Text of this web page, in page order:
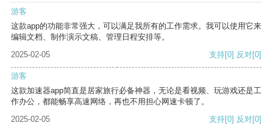
游客
这款app的功能非常强大，可以满足我所有的工作需求。我可以使用它来
编辑文档、制作演示文稿、管理日程安排等。
2025-02-05
支持[0] 反对[0]
游客
这款加速器app简直是居家旅行必备神器，无论是看视频、玩游戏还是工
作办公，都能畅享高速网络，再也不用担心网速卡顿了。
2025-02-05
支持[0] 反对[0]